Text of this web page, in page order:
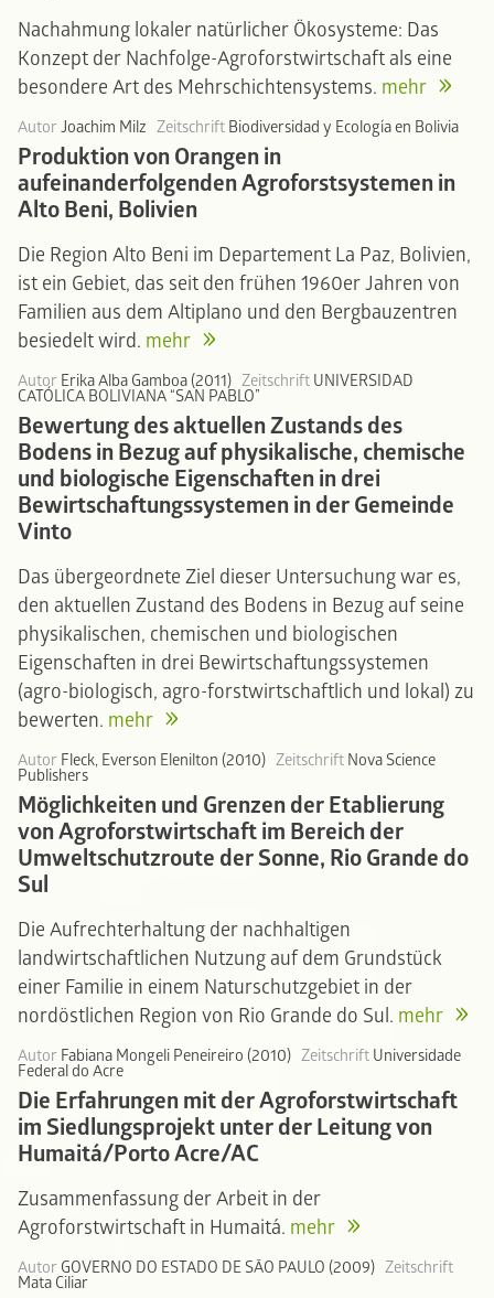
Nachahmung lokaler natürlicher Ökosysteme: Das
Konzept der Nachfolge-Agroforstwirtschaft als eine
besondere Art des Mehrschichtensystems. mehr
Autor Joachim Milz Zeitschrift Biodiversidad y Ecología en Bolivia
Produktion von Orangen in
aufeinanderfolgenden Agroforstsystemen in
Alto Beni, Bolivien
Die Region Alto Beni im Departement La Paz, Bolivien,
ist ein Gebiet, das seit den frühen 1960er Jahren von
Familien aus dem Altiplano und den Bergbauzentren
besiedelt wird. mehr
Autor Erika Alba Gamboa (2011) Zeitschrift UNIVERSIDAD
CATÓLICA BOLIVIANA “SAN PABLO”
Bewertung des aktuellen Zustands des
Bodens in Bezug auf physikalische, chemische
und biologische Eigenschaften in drei
Bewirtschaftungssystemen in der Gemeinde
Vinto
Das übergeordnete Ziel dieser Untersuchung war es,
den aktuellen Zustand des Bodens in Bezug auf seine
physikalischen, chemischen und biologischen
Eigenschaften in drei Bewirtschaftungssystemen
(agro-biologisch, agro-forstwirtschaftlich und lokal) zu
bewerten. mehr
Autor Fleck, Everson Elenilton (2010) Zeitschrift Nova Science
Publishers
Möglichkeiten und Grenzen der Etablierung
von Agroforstwirtschaft im Bereich der
Umweltschutzroute der Sonne, Rio Grande do
Sul
Die Aufrechterhaltung der nachhaltigen
landwirtschaftlichen Nutzung auf dem Grundstück
einer Familie in einem Naturschutzgebiet in der
nordöstlichen Region von Rio Grande do Sul. mehr
Autor Fabiana Mongeli Peneireiro (2010) Zeitschrift Universidade
Federal do Acre
Die Erfahrungen mit der Agroforstwirtschaft
im Siedlungsprojekt unter der Leitung von
Humaitá/Porto Acre/AC
Zusammenfassung der Arbeit in der
Agroforstwirtschaft in Humaitá. mehr
Autor GOVERNO DO ESTADO DE SÃO PAULO (2009) Zeitschrift
Mata Ciliar